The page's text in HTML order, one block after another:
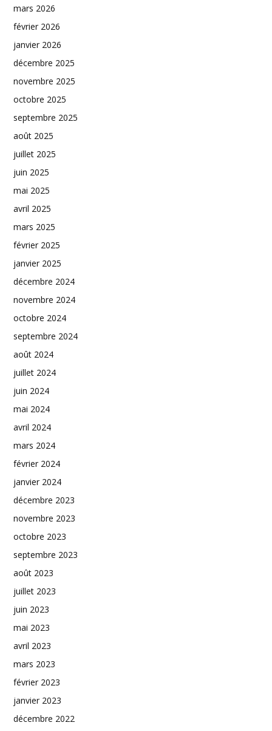
mars 2026
février 2026
janvier 2026
décembre 2025
novembre 2025
octobre 2025
septembre 2025
août 2025
juillet 2025
juin 2025
mai 2025
avril 2025
mars 2025
février 2025
janvier 2025
décembre 2024
novembre 2024
octobre 2024
septembre 2024
août 2024
juillet 2024
juin 2024
mai 2024
avril 2024
mars 2024
février 2024
janvier 2024
décembre 2023
novembre 2023
octobre 2023
septembre 2023
août 2023
juillet 2023
juin 2023
mai 2023
avril 2023
mars 2023
février 2023
janvier 2023
décembre 2022